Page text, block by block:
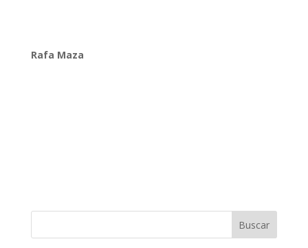
Rafa Maza
Buscar